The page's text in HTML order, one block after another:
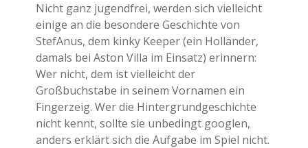
Nicht ganz jugendfrei, werden sich vielleicht
einige an die besondere Geschichte von
StefAnus, dem kinky Keeper (ein Holländer,
damals bei Aston Villa im Einsatz) erinnern:
Wer nicht, dem ist vielleicht der
Großbuchstabe in seinem Vornamen ein
Fingerzeig. Wer die Hintergrundgeschichte
nicht kennt, sollte sie unbedingt googlen,
anders erklärt sich die Aufgabe im Spiel nicht.